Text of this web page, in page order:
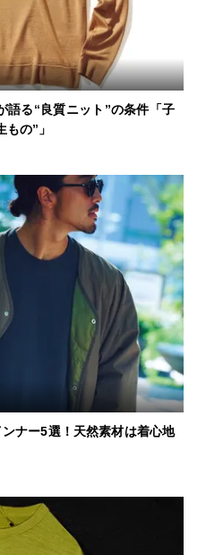
語る“良質ニット”の条件「子
の”」
ナー5選！天然素材は着心地